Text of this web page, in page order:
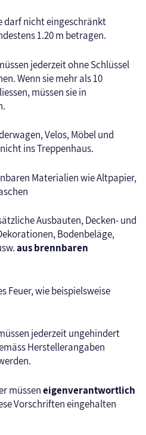
darf nicht eingeschränkt
1.20 m betragen.
jederzeit ohne Schlüssel
Wenn sie mehr als 10
müssen sie in
Velos, Möbel und
ins Treppenhaus.
Materialien wie Altpapier,
Ausbauten, Decken- und
Bodenbeläge,
aus brennbaren
Feuer, wie beispielsweise
jederzeit ungehindert
Herstellerangaben
müsseneigenverantwortlich
Vorschriften eingehalten